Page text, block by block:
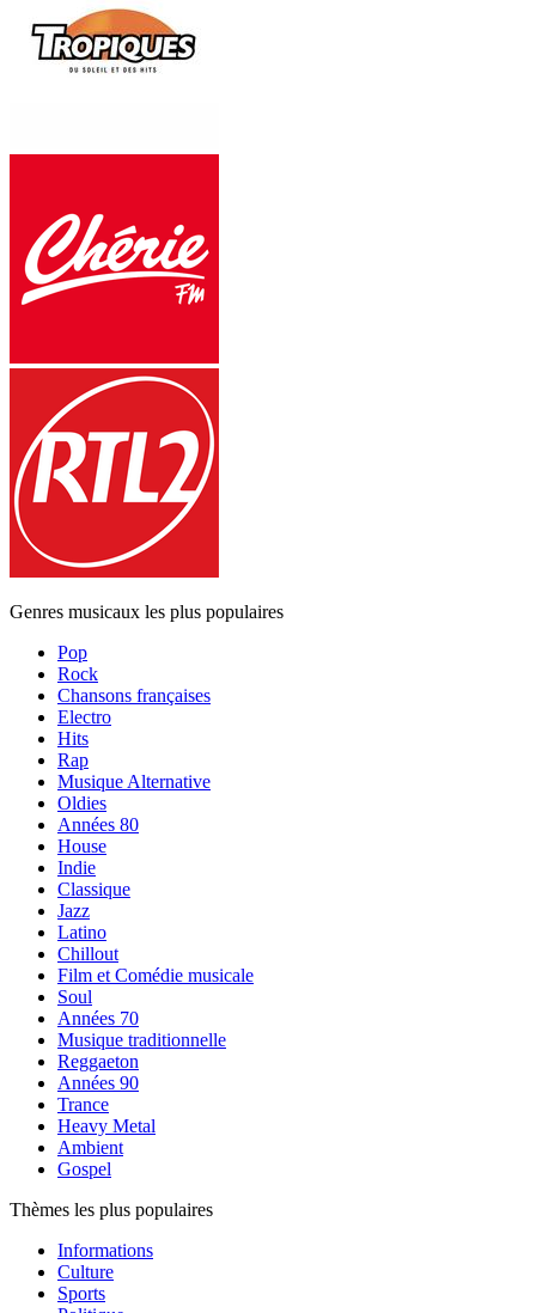
Genres musicaux les plus populaires
Pop
Rock
Chansons françaises
Electro
Hits
Rap
Musique Alternative
Oldies
Années 80
House
Indie
Classique
Jazz
Latino
Chillout
Film et Comédie musicale
Soul
Années 70
Musique traditionnelle
Reggaeton
Années 90
Trance
Heavy Metal
Ambient
Gospel
Thèmes les plus populaires
Informations
Culture
Sports